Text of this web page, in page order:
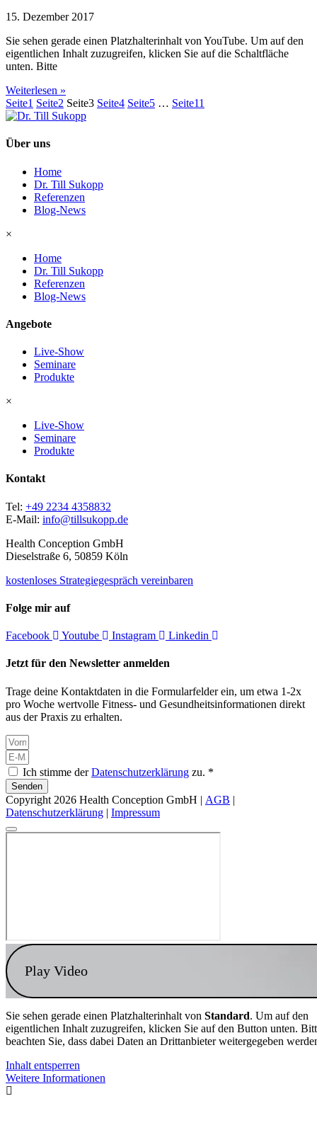
15. Dezember 2017
Sie sehen gerade einen Platzhalterinhalt von YouTube. Um auf den
eigentlichen Inhalt zuzugreifen, klicken Sie auf die Schaltfläche
unten. Bitte
Weiterlesen »
Seite1 Seite2 Seite3 Seite4 Seite5 … Seite11
Über uns
Home
Dr. Till Sukopp
Referenzen
Blog-News
×
Home
Dr. Till Sukopp
Referenzen
Blog-News
Angebote
Live-Show
Seminare
Produkte
×
Live-Show
Seminare
Produkte
Kontakt
Tel: +49 2234 4358832
E-Mail: info@tillsukopp.de
Health Conception GmbH
Dieselstraße 6, 50859 Köln
kostenloses Strategiegespräch vereinbaren
Folge mir auf
Facebook Youtube Instagram Linkedin
Jetzt für den Newsletter anmelden
Trage deine Kontaktdaten in die Formularfelder ein, um etwa 1-2x
pro Woche wertvolle Fitness- und Gesundheitsinformationen direkt
aus der Praxis zu erhalten.
Ich stimme derDatenschutzerklärung zu. *
Senden
Copyright 2026 Health Conception GmbH | AGB |
Datenschutzerklärung | Impressum
Play Video
Sie sehen gerade einen Platzhalterinhalt von Standard. Um auf den
eigentlichen Inhalt zuzugreifen, klicken Sie auf den Button unten.
beachten Sie, dass dabei Daten an Drittanbieter weitergegeben
Inhalt entsperren
Weitere Informationen